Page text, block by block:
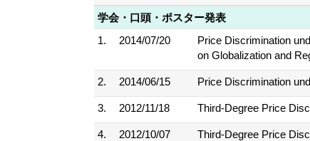
学会・口頭・ポスター発表
1.
2014/07/20
Price Discrimination
on Globalization and
2. 2014/06/15 Price Discrimination
3. 2012/11/18 Third-Degree Price
4. 2012/10/07 Third-Degree Price